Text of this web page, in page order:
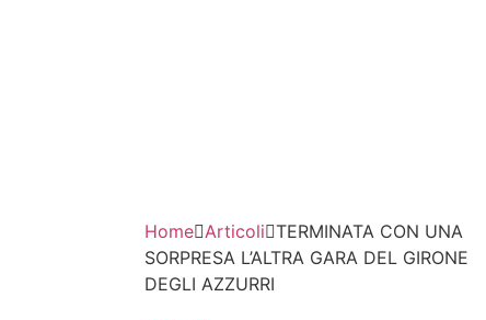
Home Articoli TERMINATA CON UNA
SORPRESA L’ALTRA GARA DEL GIRONE
DEGLI AZZURRI